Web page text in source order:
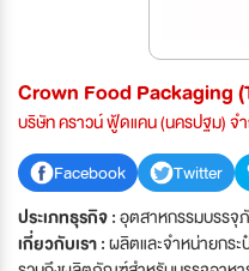
Crown Food Packaging
บริษัท คราวน์ ฟู้ดแคน (นครปฐม) จ
Facebook
Twitter
ประเภทธุรกิจ :อุตสาหกรรมบรร
เกี่ยวกับเรา :ผลิตและจำหน่ายกร